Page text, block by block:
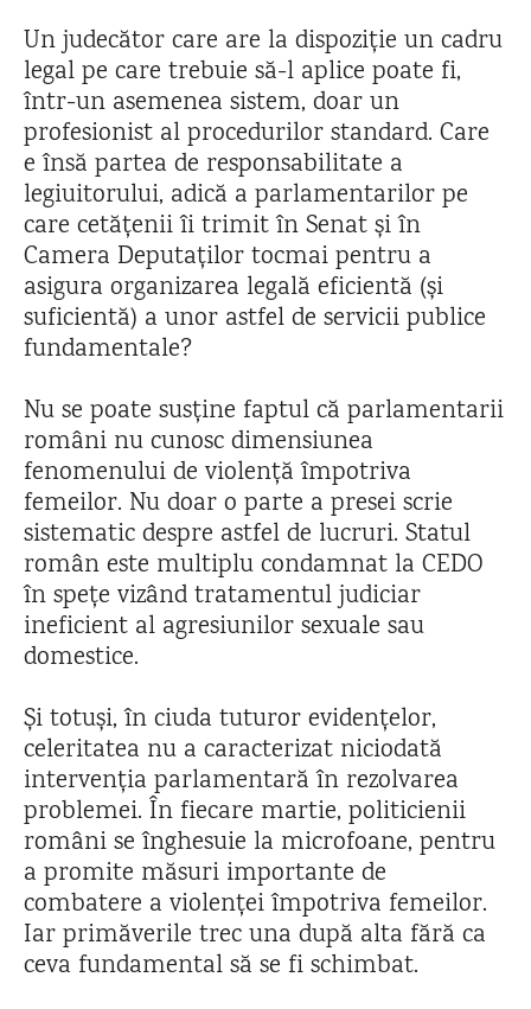
Un judecător care are la dispoziție un cadru
legal pe care trebuie să-l aplice poate fi,
într-un asemenea sistem, doar un
profesionist al procedurilor standard. Care
e însă partea de responsabilitate a
legiuitorului, adică a parlamentarilor pe
care cetățenii îi trimit în Senat și în
Camera Deputaților tocmai pentru a
asigura organizarea legală eficientă (și
suficientă) a unor astfel de servicii publice
fundamentale?
Nu se poate susține faptul că parlamentarii
români nu cunosc dimensiunea
fenomenului de violență împotriva
femeilor. Nu doar o parte a presei scrie
sistematic despre astfel de lucruri. Statul
român este multiplu condamnat la CEDO
în spețe vizând tratamentul judiciar
ineficient al agresiunilor sexuale sau
domestice.
Și totuși, în ciuda tuturor evidențelor,
celeritatea nu a caracterizat niciodată
intervenția parlamentară în rezolvarea
problemei. În fiecare martie, politicienii
români se înghesuie la microfoane, pentru
a promite măsuri importante de
combatere a violenței împotriva femeilor.
Iar primăverile trec una după alta fără ca
ceva fundamental să se fi schimbat.